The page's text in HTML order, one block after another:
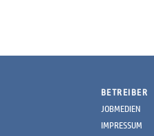
BETREIBER
JOBMEDIEN
IMPRESSUM